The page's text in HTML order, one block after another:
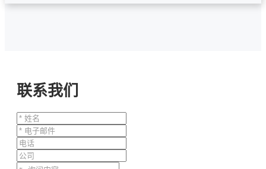
联系我们